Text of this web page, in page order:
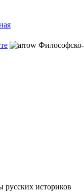
Философско-
русских историков